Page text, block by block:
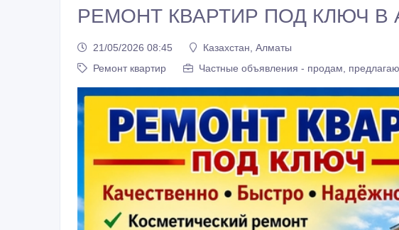
РЕМОНТ КВАРТИР ПОД КЛЮЧ В
21/05/2026 08:45
Казахстан, Алматы
Ремонт квартир
Частные объявления - продам, предлагаю